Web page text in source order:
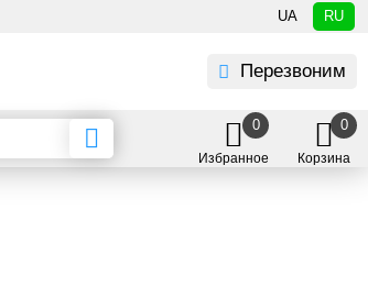
UA RU
Перезвоним
Избранное
0
Корзина
0